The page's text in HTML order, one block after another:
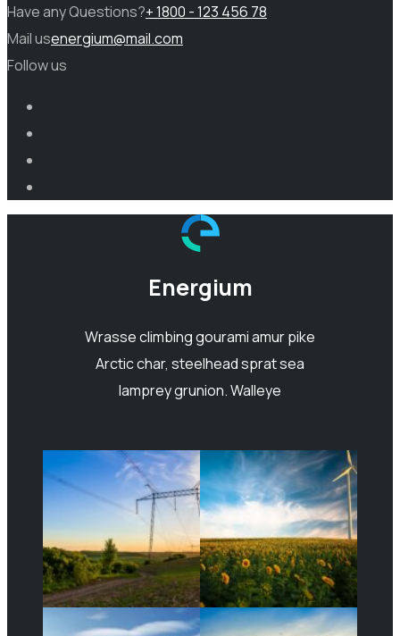
Have any Questions?+ 1800 - 123 456 78
Mail usenergium@mail.com
Follow us
Energium
Wrasse climbing gourami amur pike
Arctic char, steelhead sprat sea
lamprey grunion. Walleye